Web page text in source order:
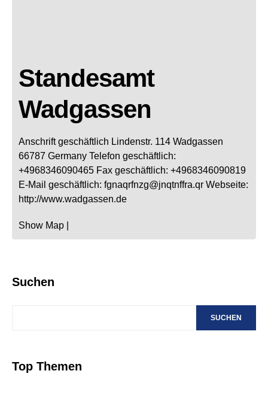
Standesamt
Wadgassen
Anschrift geschäftlich Lindenstr. 114 Wadgassen
66787 Germany Telefon geschäftlich:
+4968346090465 Fax geschäftlich: +4968346090819
E-Mail geschäftlich: fgnaqrfnzg@jnqtnffra.qr Webseite:
http://www.wadgassen.de
Show Map
Suchen
SUCHEN
Top Themen